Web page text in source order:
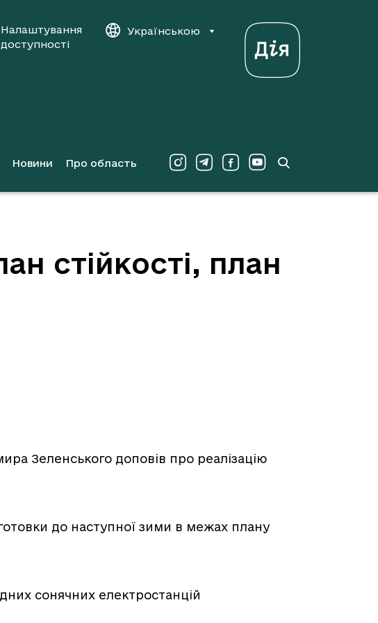
Налаштування
доступності
Українською
Новини Про область
стійкості, план
Зеленського доповів про реалізацію
до наступної зими в межах плану
сонячних електростанцій